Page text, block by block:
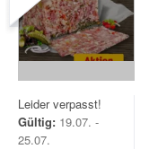
Leider verpasst!
Gültig: 19.07. -
25.07.